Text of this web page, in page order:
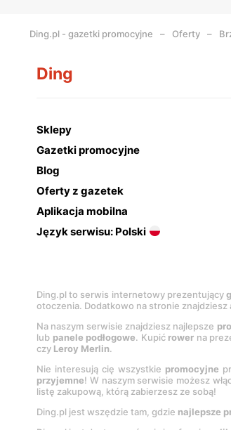
Ding.pl - gazetki promocyjne Oferty
Ding
Sklepy
Gazetki promocyjne
Blog
Oferty z gazetek
Aplikacja mobilna
Język serwisu: Polski
Ding.pl to serwis internetowy prezentujący
otoczenia. Dodatkowo na stronie
Na naszym serwisie znajdziesz najlepsze
lub panele podłogowe. Kupić rower na
czy Leroy Merlin.
Nie interesują cię wszystkie promocyjne
przyjemne! W naszym serwisie możesz
listę zakupową, którą zabierzesz ze sobą!
Ding.pl jest wszędzie tam, gdzie najlepsze